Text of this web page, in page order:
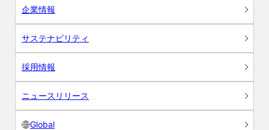
企業情報
サステナビリティ
採用情報
ニュースリリース
Global